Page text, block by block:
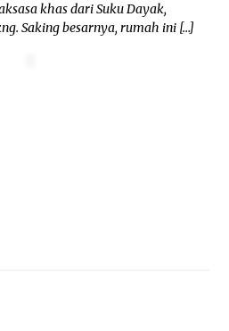
khas dari Suku Dayak,
Saking besarnya, rumah ini […]